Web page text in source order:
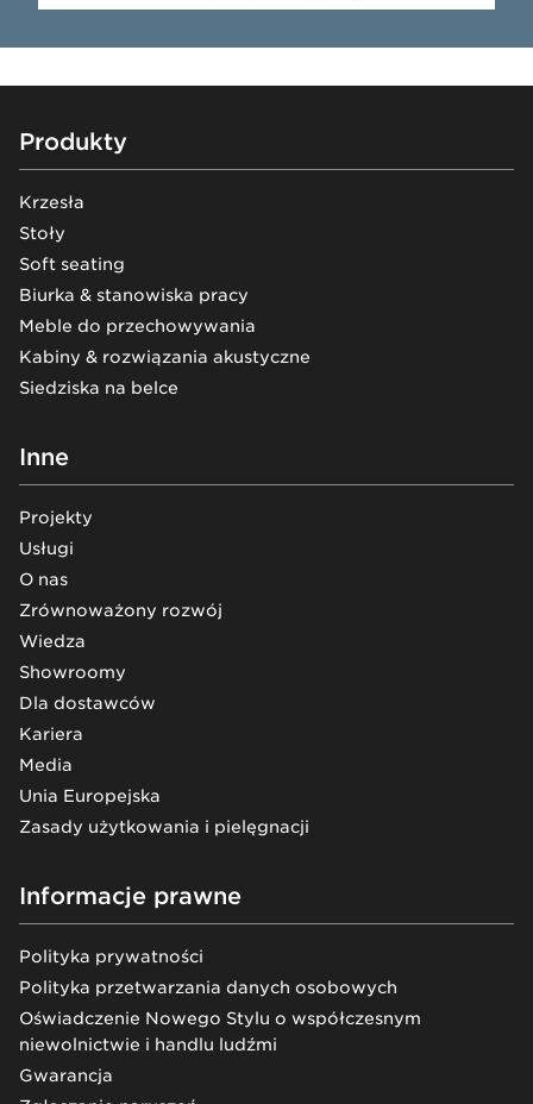
Footer
Produkty
Krzesła
Stoły
Soft seating
Biurka & stanowiska pracy
Meble do przechowywania
Kabiny & rozwiązania akustyczne
Siedziska na belce
Inne
Projekty
Usługi
O nas
Zrównoważony rozwój
Wiedza
Showroomy
Dla dostawców
Kariera
Media
Unia Europejska
Zasady użytkowania i pielęgnacji
Informacje prawne
Polityka prywatności
Polityka przetwarzania danych osobowych
Oświadczenie Nowego Stylu o współczesnym
niewolnictwie i handlu ludźmi
Gwarancja